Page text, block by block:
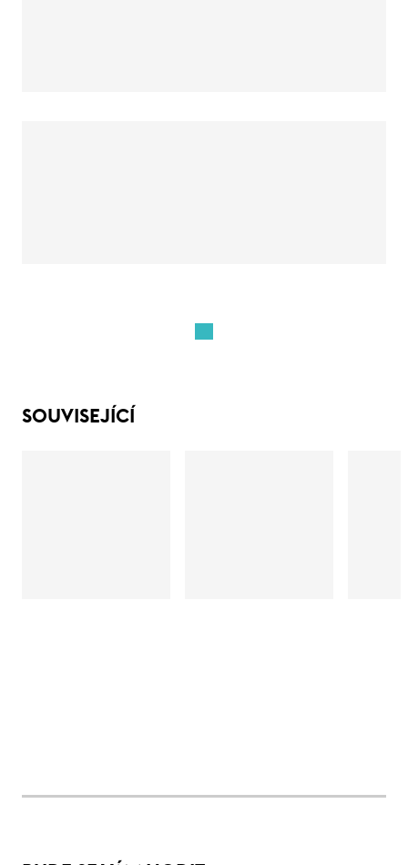
SOUVISEJÍCÍ